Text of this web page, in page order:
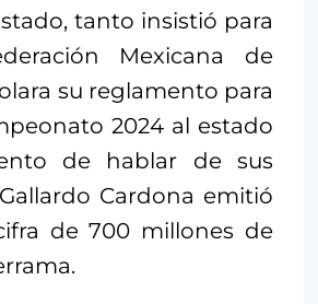
tanto insistió para
Mexicana de
su reglamento para
2024 al estado
de hablar de sus
Cardona emitió
de 700 millones de